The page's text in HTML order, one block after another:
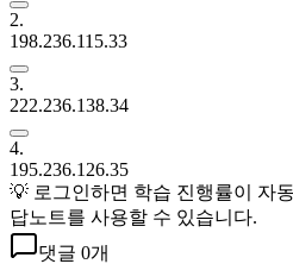
2.
198.236.115.33
3.
222.236.138.34
4.
195.236.126.35
💡 로그인하면 학습 진행률이 자
답노트를 사용할 수 있습니다.
댓글 0개